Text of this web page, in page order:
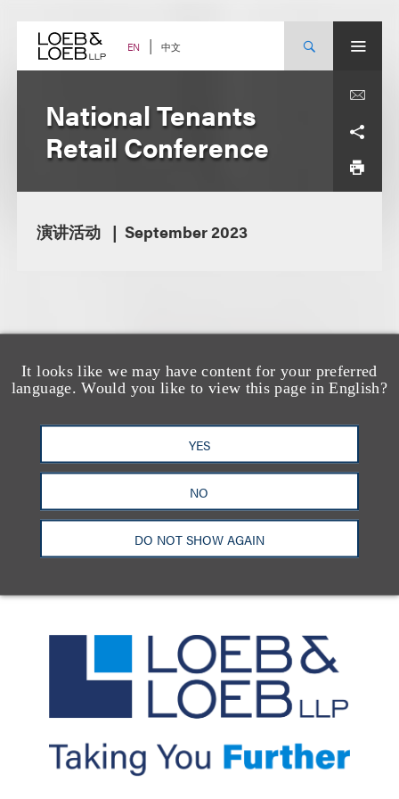
content EN 中文
It looks like we may have content for your preferred
language. Would you like to view this page in English?
YES
NO
DO NOT SHOW AGAIN
National Tenants
Retail Conference
演讲活动 September 2023
芝加哥
华盛顿特区
旧金山 泰森斯
代表处
香港
LinkedIn
Facebook X
YouTube
隐私政策 使用条款